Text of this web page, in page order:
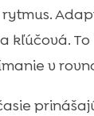
kľúčová.
v